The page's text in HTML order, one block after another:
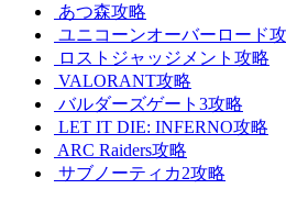
あつ森攻略
ユニコーンオーバーロード
ロストジャッジメント攻略
VALORANT攻略
バルダーズゲート3攻略
LET IT DIE: INFERNO攻略
ARC Raiders攻略
サブノーティカ2攻略